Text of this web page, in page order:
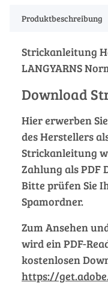
Produktbeschreibung
Strickanleitung
LANGYARNS
Download
Hier erwerben
des Herstellers
Strickanleitung
Zahlung als PDF
Bitte prüfen Sie
Spamordner.
Zum Ansehen
wird ein PDF-
kostenlosen
https://